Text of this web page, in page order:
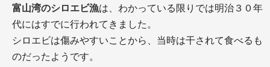
富山湾のシロエビ漁は、わかっている限りでは明治３０年
代にはすでに行われてきました。
シロエビは傷みやすいことから、当時は干されて食べるも
のだったようです。